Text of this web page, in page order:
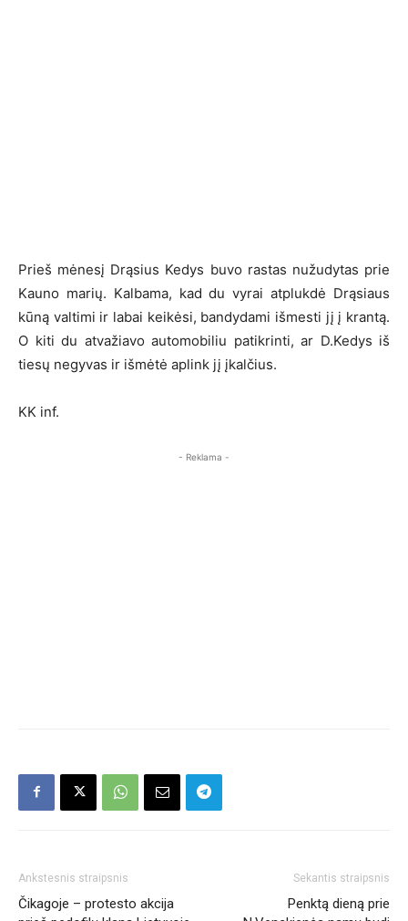
Prieš mėnesį Drąsius Kedys buvo rastas nužudytas prie
Kauno marių. Kalbama, kad du vyrai atplukdė Drąsiaus
kūną valtimi ir labai keikėsi, bandydami išmesti jį į krantą.
O kiti du atvažiavo automobiliu patikrinti, ar D.Kedys iš
tiesų negyvas ir išmėtė aplink jį įkalčius.
KK inf.
- Reklama -
Ankstesnis straipsnis
Čikagoje – protesto akcija
Sekantis straipsnis
Penktą dieną prie